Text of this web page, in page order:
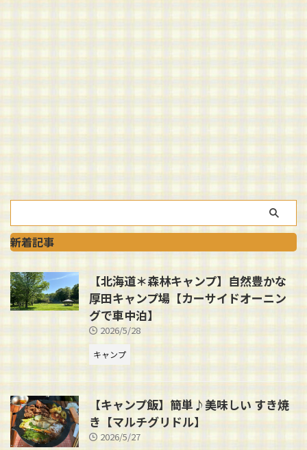
新着記事
【北海道＊森林キャンプ】自然豊かな
厚田キャンプ場【カーサイドオーニン
グで車中泊】
2026/5/28
キャンプ
【キャンプ飯】簡単♪美味しい すき焼
き【マルチグリドル】
2026/5/27